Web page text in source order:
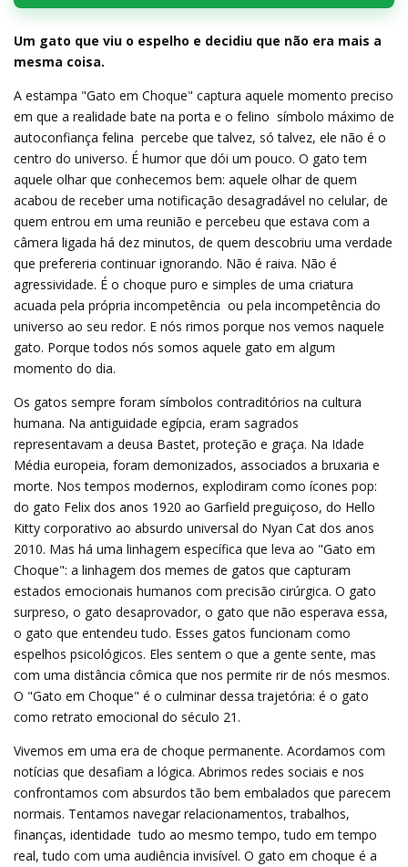
Um gato que viu o espelho e decidiu que não era mais a
mesma coisa.
A estampa "Gato em Choque" captura aquele momento preciso
em que a realidade bate na porta e o felino  símbolo máximo de
autoconfiança felina  percebe que talvez, só talvez, ele não é o
centro do universo. É humor que dói um pouco. O gato tem
aquele olhar que conhecemos bem: aquele olhar de quem
acabou de receber uma notificação desagradável no celular, de
quem entrou em uma reunião e percebeu que estava com a
câmera ligada há dez minutos, de quem descobriu uma verdade
que prefereria continuar ignorando. Não é raiva. Não é
agressividade. É o choque puro e simples de uma criatura
acuada pela própria incompetência  ou pela incompetência do
universo ao seu redor. E nós rimos porque nos vemos naquele
gato. Porque todos nós somos aquele gato em algum
momento do dia.
Os gatos sempre foram símbolos contraditórios na cultura
humana. Na antiguidade egípcia, eram sagrados 
representavam a deusa Bastet, proteção e graça. Na Idade
Média europeia, foram demonizados, associados a bruxaria e
morte. Nos tempos modernos, explodiram como ícones pop:
do gato Felix dos anos 1920 ao Garfield preguiçoso, do Hello
Kitty corporativo ao absurdo universal do Nyan Cat dos anos
2010. Mas há uma linhagem específica que leva ao "Gato em
Choque": a linhagem dos memes de gatos que capturam
estados emocionais humanos com precisão cirúrgica. O gato
surpreso, o gato desaprovador, o gato que não esperava essa,
o gato que entendeu tudo. Esses gatos funcionam como
espelhos psicológicos. Eles sentem o que a gente sente, mas
com uma distância cômica que nos permite rir de nós mesmos.
O "Gato em Choque" é o culminar dessa trajetória: é o gato
como retrato emocional do século 21.
Vivemos em uma era de choque permanente. Acordamos com
notícias que desafiam a lógica. Abrimos redes sociais e nos
confrontamos com absurdos tão bem embalados que parecem
normais. Tentamos navegar relacionamentos, trabalhos,
finanças, identidade  tudo ao mesmo tempo, tudo em tempo
real, tudo com uma audiência invisível. O gato em choque é a